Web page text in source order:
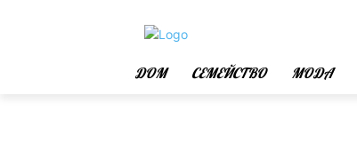
ДОМ СЕМЕЙСТВО МОДА